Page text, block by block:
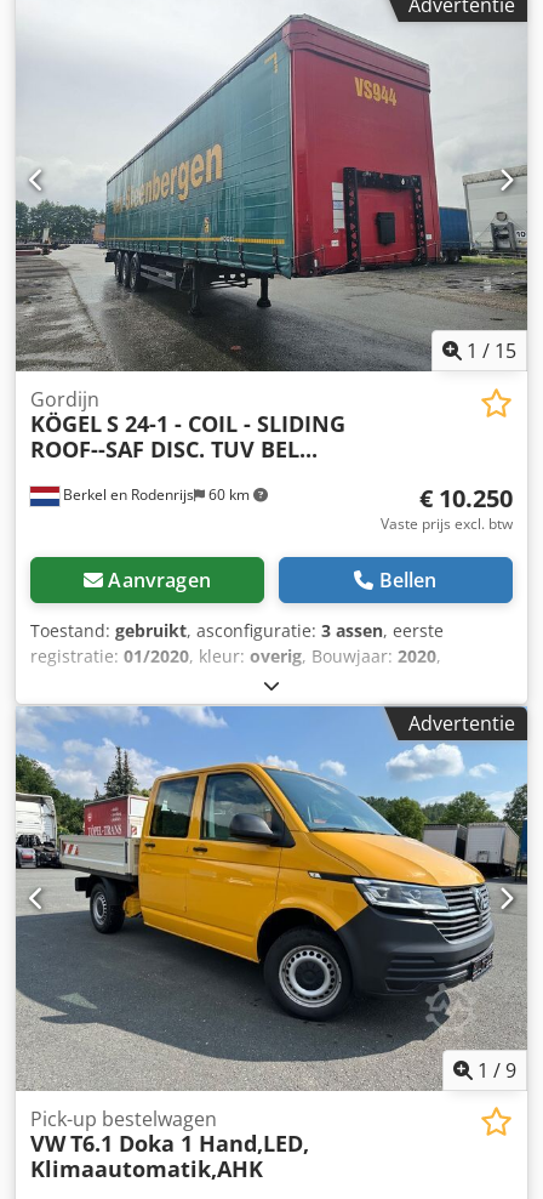
wij het voertuig met trekhaak. Professionele montage, snel
en betrouwbaar, vanaf €599. +++ Exclusieve actie bij
Autohaus Mat GmbH: Tot €1.000 inruilbonus – uw voordeel
bij het overstappen van voertuig! +++ Neem direct contact
met ons op via WhatsApp: Waarom Autohaus Mat GmbH?
1. Aantrekkelijke inruilmogelijkheden: Wij regelen alles
snel en eerlijk. Met onze inruilbonus maximaliseert u de
waarde van uw voertuig en profiteert u bij aanschaf van
een nieuw model. 2. Individuele financieringsoplossingen:
Wenst u uw nieuwe voertuig...
1 / 15
Berkel en Rodenrijs 60 km
Gordijn
KÖGELS 24-1 - COIL - SLIDING
ROOF--SAF DISC. TUV BEL...
€ 10.250
Vaste prijs excl. btw
Aanvragen Bellen
Toestand: gebruikt, asconfiguratie: 3 assen, eerste
registratie: 01/2020, kleur: overig, Bouwjaar: 2020,
Leeggewicht: 7.020 kg As 1: links 8 mm, rechts 8 mm
Csdpoza T Hcefx Aaxeha As 2: links 8 mm, rechts 8 mm As
3: links 8 mm, rechts 8 mm
Advertentie
1 /9
Pick-up bestelwagen
VWT6.1 Doka 1 Hand,LED,
Klimaautomatik,AHK